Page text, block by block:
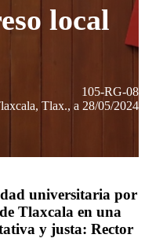
local
105-RG-08
Tlax., a 28/05/2024
universitaria por
Tlaxcala en una
y justa: Rector